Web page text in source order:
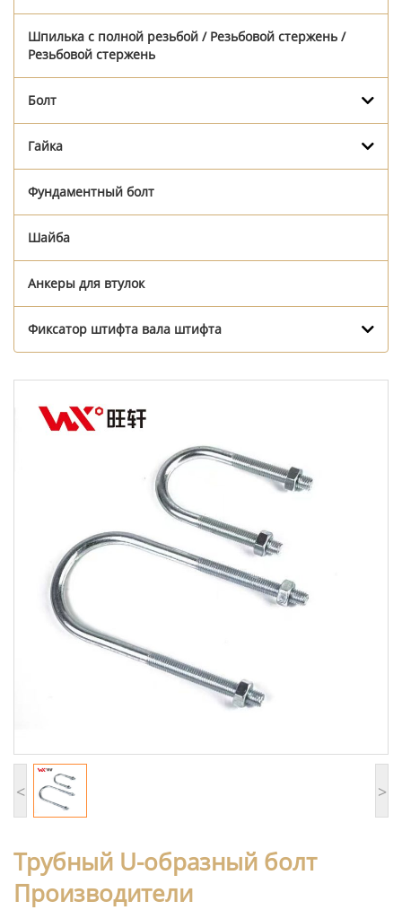
Шпилька с полной резьбой / Резьбовой стержень /
Резьбовой стержень
Болт
Гайка
Фундаментный болт
Шайба
Анкеры для втулок
Фиксатор штифта вала штифта
< >
Трубный U-образный болт
Производители